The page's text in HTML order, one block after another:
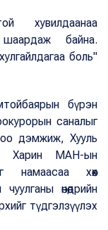
хувилдаанаа
байна.
боль"
бүрэн
саналыг
дэмжиж, Хууль
Харин МАН-ын
намаасаа хөөх
өнөөдрийн
түдгэлзүүлэх